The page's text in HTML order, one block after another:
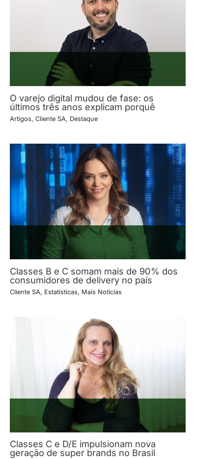
O varejo digital mudou de fase: os
últimos três anos explicam porquê
Artigos, Cliente SA, Destaque
Classes B e C somam mais de 90% dos
consumidores de delivery no país
Cliente SA, Estatísticas, Mais Notícias
Classes C e D/E impulsionam nova
geração de super brands no Brasil